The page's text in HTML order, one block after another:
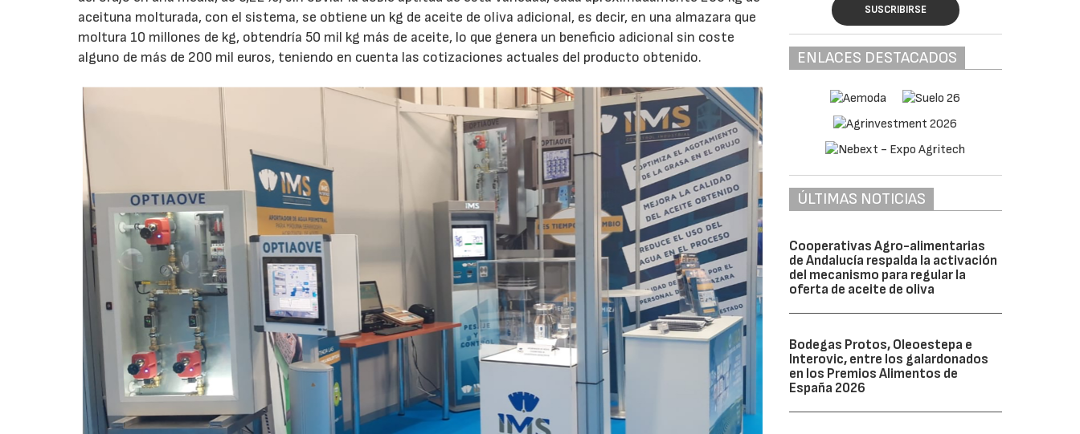
aceituna molturada, con el sistema, se obtiene un kg de aceite de oliva adicional, es decir, en una almazara que
moltura 10 millones de kg, obtendría 50 mil kg más de aceite, lo que genera un beneficio adicional sin coste
alguno de más de 200 mil euros, teniendo en cuenta las cotizaciones actuales del producto obtenido.
SUSCRIBIRSE
ENLACES DESTACADOS
ÚLTIMAS NOTICIAS
Cooperativas Agro-alimentarias
de Andalucía respalda la activación
del mecanismo para regular la
oferta de aceite de oliva
Bodegas Protos, Oleoestepa e
Interovic, entre los galardonados
en los Premios Alimentos de
España 2026